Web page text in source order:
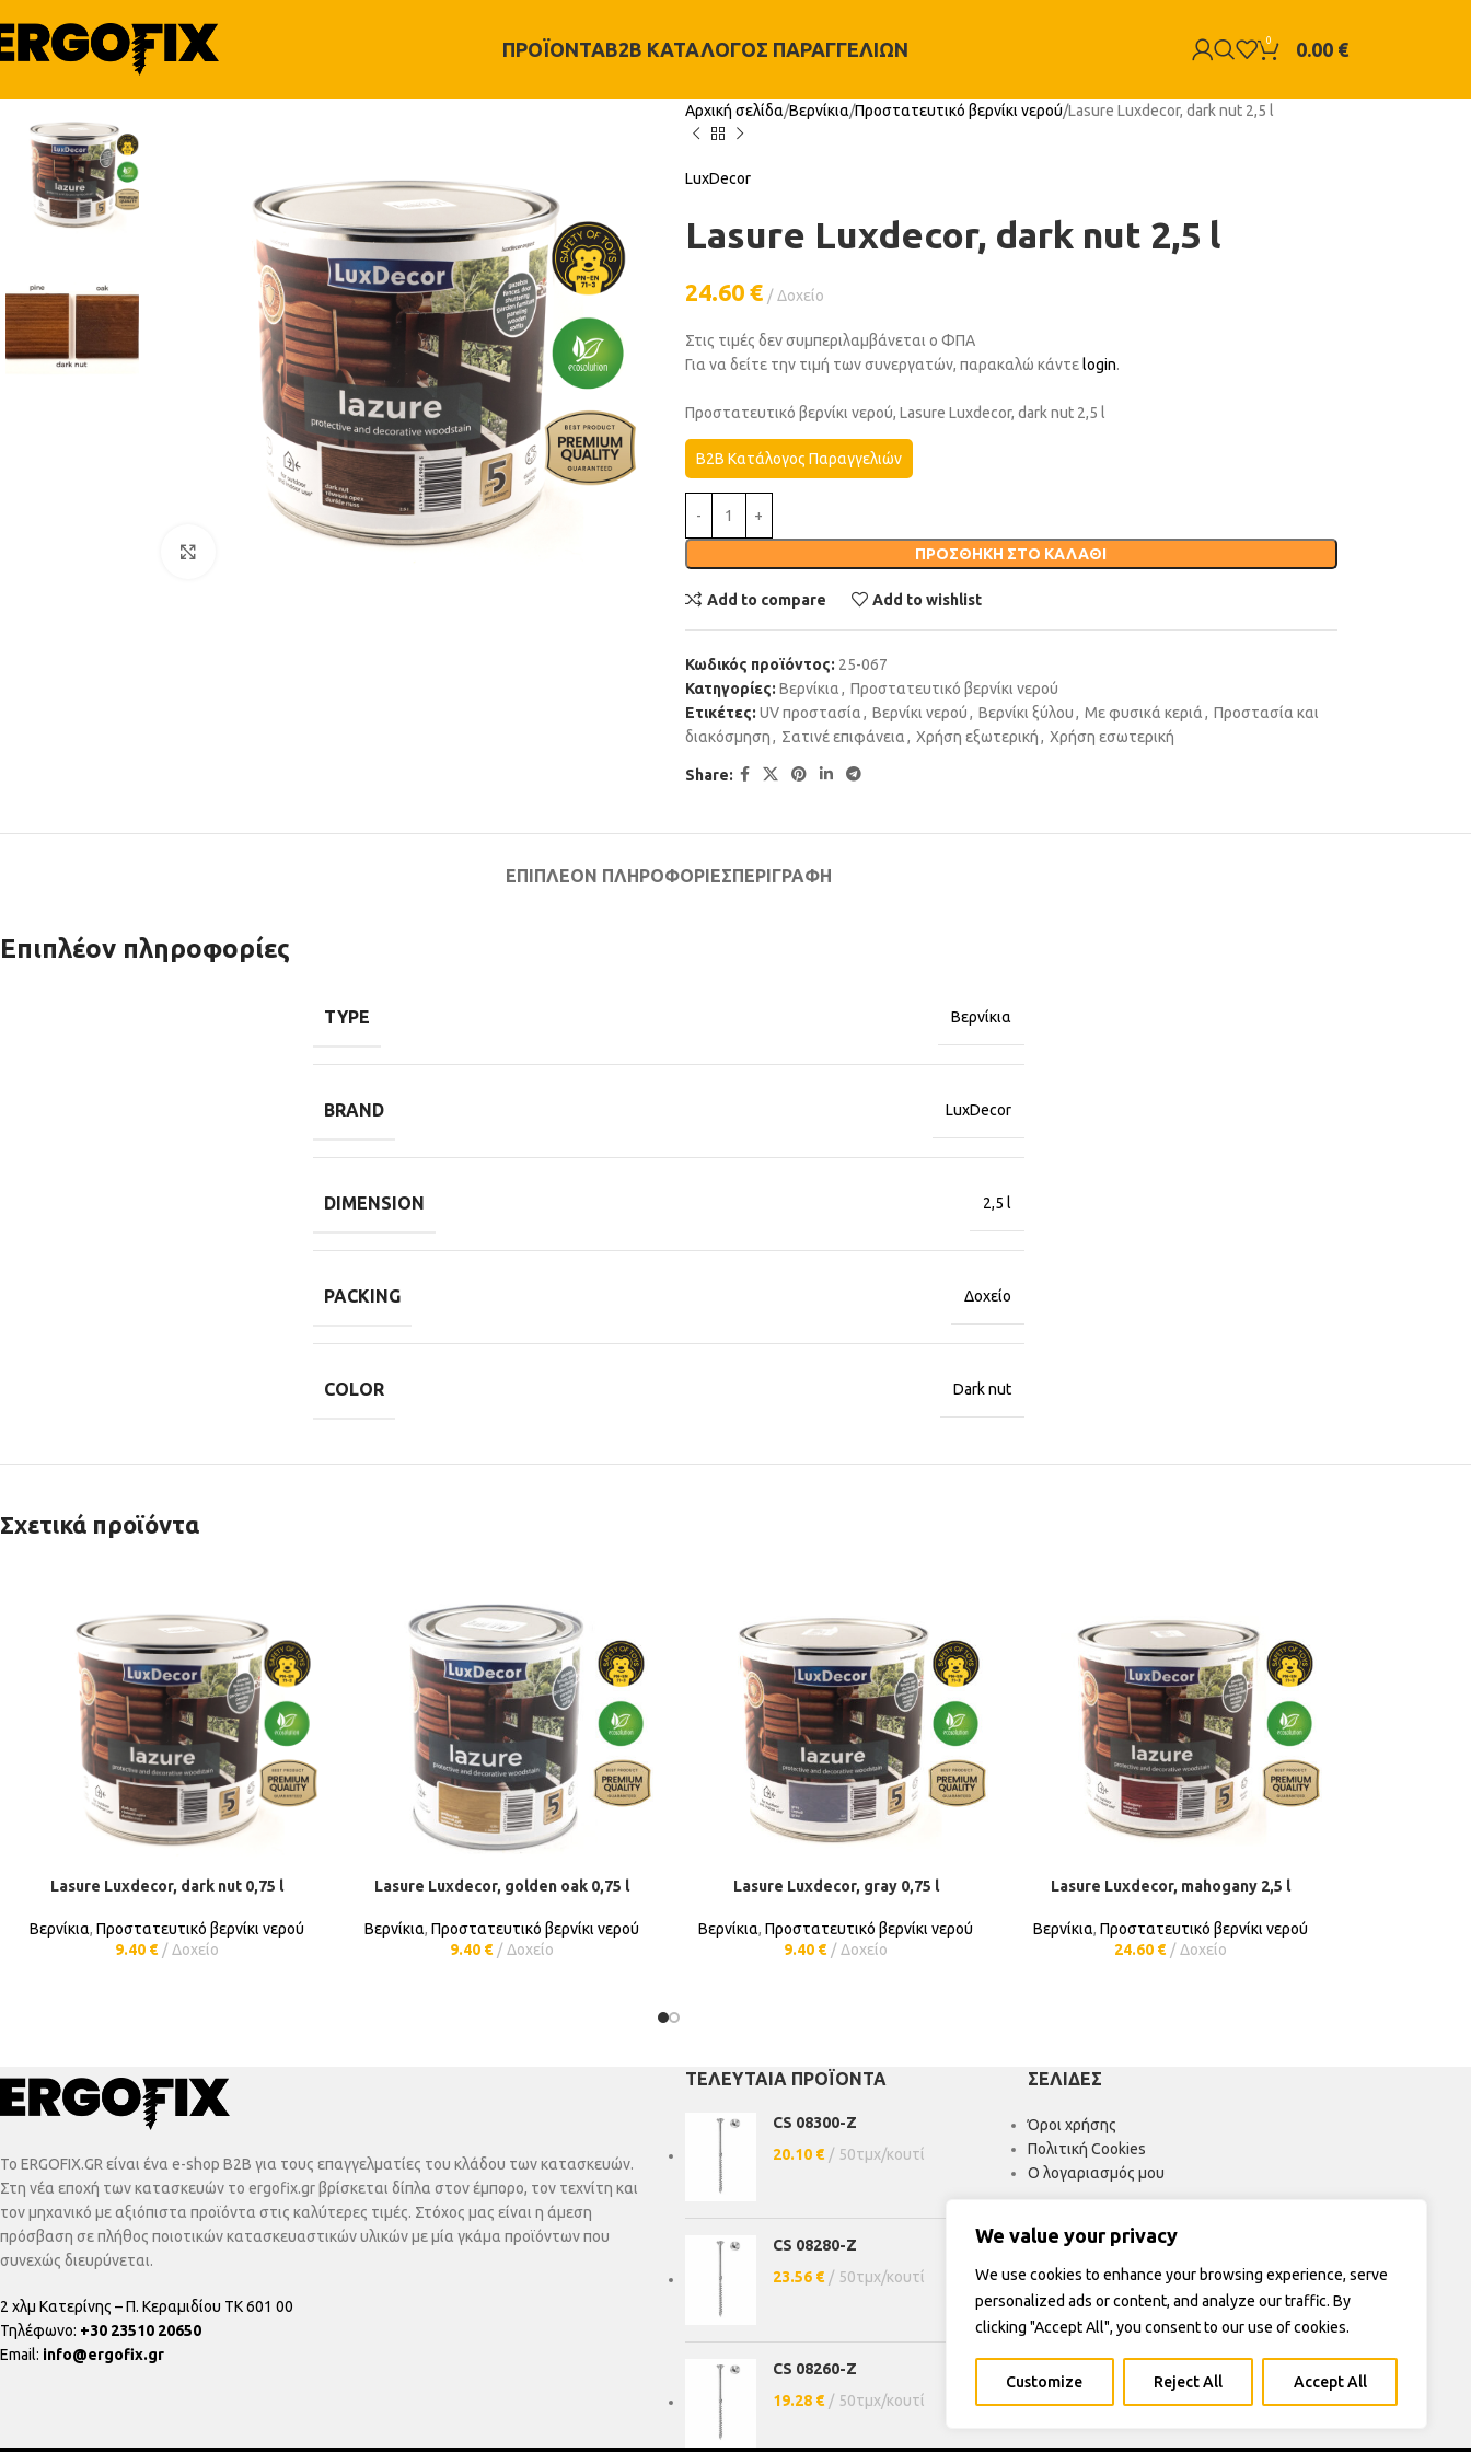
We value your privacy
We use cookies to enhance your browsing experience, serve
personalized ads or content, and analyze our traffic. By
clicking "Accept All", you consent to our use of cookies.
Customize Reject All Accept All
ΠΡΟΪΌΝΤΑB2B ΚΑΤΆΛΟΓΟΣ ΠΑΡΑΓΓΕΛΙΏΝ 0 0.00 €
Αρχική σελίδα Βερνίκια Προστατευτικό βερνίκι νερού Lasure Luxdecor, dark nut 2,5 l
LuxDecor
Lasure Luxdecor, dark nut 2,5 l
24.60 € Δοχείο
Στις τιμές δεν συμπεριλαμβάνεται ο ΦΠΑ
Για να δείτε την τιμή των συνεργατών, παρακαλώ κάντεlogin.
Προστατευτικό βερνίκι νερού, Lasure Luxdecor, dark nut 2,5 l
B2B Κατάλογος Παραγγελιών
ΠΡΟΣΘΉΚΗ ΣΤΟ ΚΑΛΆΘΙ
Add to compare Add to wishlist
Κωδικός προϊόντος: 25-067
Κατηγορίες: Βερνίκια, Προστατευτικό βερνίκι νερού
Ετικέτες: UV προστασία, Βερνίκι νερού, Βερνίκι ξύλου, Με φυσικά κεριά, Προστασία και
διακόσμηση, Σατινέ επιφάνεια, Χρήση εξωτερική, Χρήση εσωτερική
Share:
ΕΠΙΠΛΈΟΝ ΠΛΗΡΟΦΟΡΊΕΣΠΕΡΙΓΡΑΦΉ
Επιπλέον πληροφορίες
TYPE Βερνίκια
BRAND LuxDecor
DIMENSION 2,5 l
PACKING Δοχείο
COLOR Dark nut
Σχετικά προϊόντα
ΠΡΟΣΘΉΚΗ ΣΤΟ ΚΑΛΆΘΙ
Lasure Luxdecor, dark nut 0,75 l
Βερνίκια,Προστατευτικό βερνίκι νερού
9.40 € Δοχείο
ΠΡΟΣΘΉΚΗ ΣΤΟ ΚΑΛΆΘΙ
Lasure Luxdecor, golden oak 0,75 l
Βερνίκια, Προστατευτικό βερνίκι νερού
9.40 € Δοχείο
ΠΡΟΣΘΉΚΗ ΣΤΟ ΚΑΛΆΘΙ
Lasure Luxdecor, gray 0,75 l
Βερνίκια,Προστατευτικό βερνίκι νερού
9.40 € Δοχείο
ΠΡΟΣΘΉΚΗ ΣΤΟ ΚΑΛΆΘΙ
Lasure Luxdecor, mahogany 2,5 l
Βερνίκια, Προστατευτικό βερνίκι νερού
24.60 € Δοχείο
To ERGOFIX.GR είναι ένα e-shop B2B για τους επαγγελματίες του κλάδου των κατασκευών.
Στη νέα εποχή των κατασκευών το ergofix.gr βρίσκεται δίπλα στον έμπορο, τον τεχνίτη και
τον μηχανικό με αξιόπιστα προϊόντα στις καλύτερες τιμές. Στόχος μας είναι η άμεση
πρόσβαση σε πλήθος ποιοτικών κατασκευαστικών υλικών με μία γκάμα προϊόντων που
συνεχώς διευρύνεται.
2 χλμ Κατερίνης – Π. Κεραμιδίου ΤΚ 601 00
Τηλέφωνο: +30 23510 20650
Email: info@ergofix.gr
ΤΕΛΕΥΤΑΊΑ ΠΡΟΪΌΝΤΑ
CS 08300-Z
20.10 € 50τμχ/κουτί
CS 08280-Z
23.56 € 50τμχ/κουτί
CS 08260-Z
19.28 € 50τμχ/κουτί
ΣΕΛΊΔΕΣ
Όροι χρήσης
Πολιτική Cookies
Ο λογαριασμός μου